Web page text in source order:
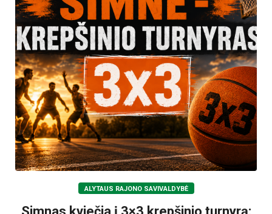
ALYTAUS RAJONO SAVIVALDYBĖ